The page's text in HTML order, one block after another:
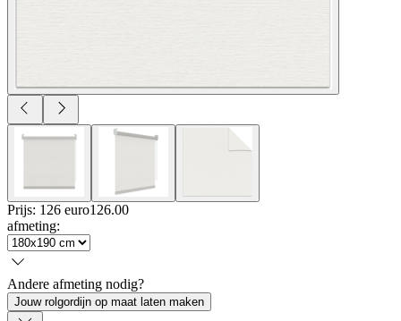
Prijs: 126 euro126.00
afmeting:
Andere afmeting nodig?
Jouw rolgordijn op maat laten maken